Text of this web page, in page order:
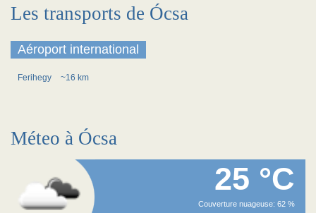
Les transports de Ócsa
Aéroport international
Ferihegy ~16 km
Méteo à Ócsa
25 °C
Couverture nuageuse: 62 %